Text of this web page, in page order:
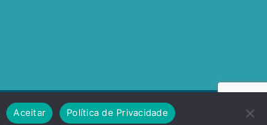
Aceitar Política de Privacidade